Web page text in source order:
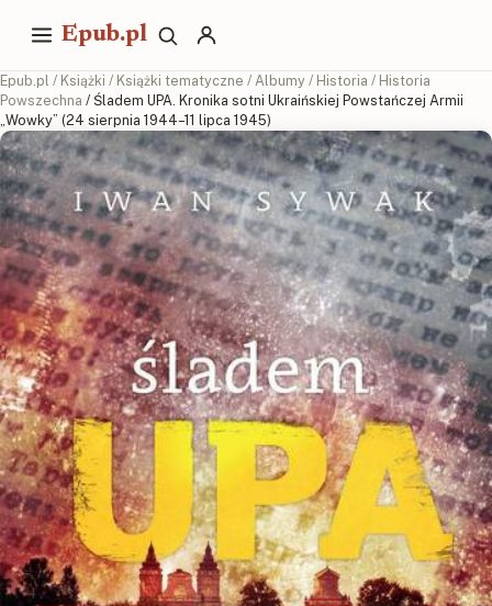
Epub.pl
Epub.pl / Książki / Książki tematyczne / Albumy / Historia / Historia
Powszechna / Śladem UPA. Kronika sotni Ukraińskiej Powstańczej Armii
„Wowky” (24 sierpnia 1944–11 lipca 1945)